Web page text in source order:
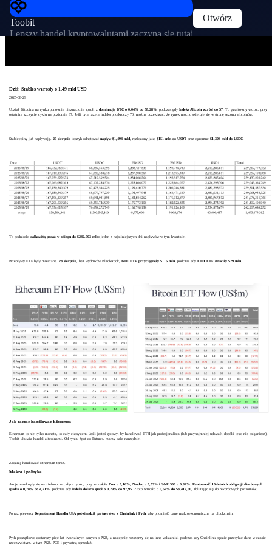
Toobit
Lepszy handel kryptowalutami zaczyna się tutaj
Otwórz
Dziś: Stables wzrosły o 1,49 mld USD
2025-08-29
Udział Bitcoina na rynku ponownie nieznacznie spadł, z dominacją BTC o 0,04% do 58,28%, podczas gdy Indeks Altcoin wzrósł do 57. To gwałtowny wzrost, przy
ostatnim szczycie cyklu na poziomie 87. Jeśli tym razem indeks przekroczy 70, można oczekiwać, że rynek mocno skieruje się w stronę sezonu altcoinów.
Stablecoiny już napływają. 29 sierpniakoszyk odnotował napływ $1,494 mld, rozłożony jako $151 mln do USDToraz ogromne $1,304 mld do USDC.
To podniosło całkowitą podaż w obiegu do $242,903 mld;jeden z najsilniejszych dni napływów w tym kwartale.
Przepływy ETF były mieszane. 28 sierpnia, bez wydruków BlackRock, BTC ETF przyciągnęły $115 mln, podczas gdy ETH ETF straciły $29 mln.
Jak zacząć handlować Ethereum
Ethereum to nie tylko moneta, to cały ekosystem. Jeśli jesteś gotowy, by handlować ETH jak profesjonalista (lub przynajmniej udawać, dopóki tego nie osiągniesz),
Toobit ułatwia handel altcoinami. Od rynku Spot do Futures, mamy całe narzędzie.
Zacznij handlować Ethereum teraz.
Makro i polityka
Akcje zamknęły się na zielono na całym rynku, przy wzroście Dow o 0,16%, Nasdaq o 0,53% i S&P 500 o 0,32%. Rentowność 10-letnich obligacji skarbowych
spadła o 0,78% do 4,21%, podczas gdy indeks dolara spadł o 0,29% do 97,95. Złoto wzrosło o 0,52% do $3,412,50, zbliżając się do rekordowych poziomów.
Po raz pierwszy Departament Handlu USA potwierdził partnerstwo z Chainlink i Pyth, aby przenieść dane makroekonomiczne na blockchain.
Pyth początkowo dostarczy pięć lat kwartalnych danych o PKB, a następnie rozszerzy się na inne wskaźniki, podczas gdy Chainlink będzie przesyłać dane w czasie
rzeczywistym, w tym PKB, PCE i prywatną sprzedaż.